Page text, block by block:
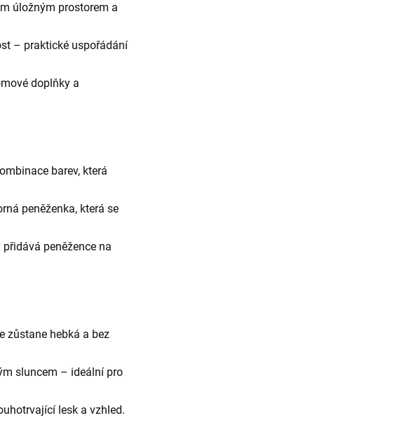
úložným prostorem a
– praktické uspořádání
doplňky a
barev, která
peněženka, která se
peněžence na
zůstane hebká a bez
sluncem – ideální pro
lesk a vzhled.